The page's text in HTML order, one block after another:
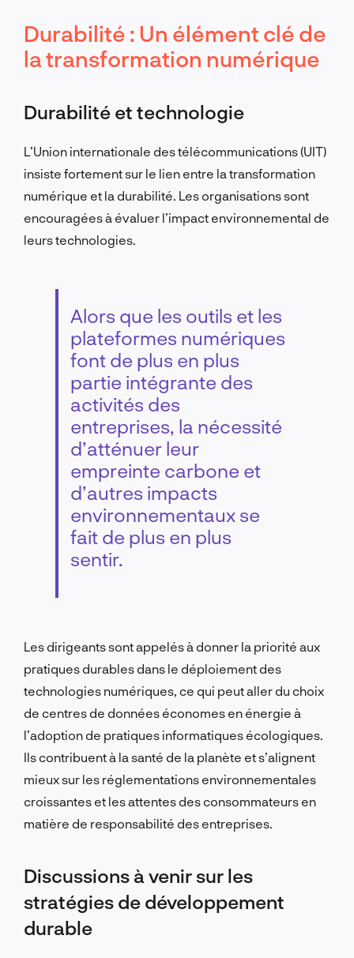
Durabilité : Un élément clé de
la transformation numérique
Durabilité et technologie
L’Union internationale des télécommunications (UIT)
insiste fortement sur le lien entre la transformation
numérique et la durabilité. Les organisations sont
encouragées à évaluer l’impact environnemental de
leurs technologies.
Alors que les outils et les
plateformes numériques
font de plus en plus
partie intégrante des
activités des
entreprises, la nécessité
d’atténuer leur
empreinte carbone et
d’autres impacts
environnementaux se
fait de plus en plus
sentir.
Les dirigeants sont appelés à donner la priorité aux
pratiques durables dans le déploiement des
technologies numériques, ce qui peut aller du choix
de centres de données économes en énergie à
l’adoption de pratiques informatiques écologiques.
Ils contribuent à la santé de la planète et s’alignent
mieux sur les réglementations environnementales
croissantes et les attentes des consommateurs en
matière de responsabilité des entreprises.
Discussions à venir sur les
stratégies de développement
durable